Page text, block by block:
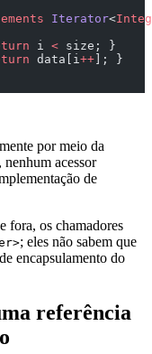
Iterator<
i < size; }
data[i++ ]; }
por meio da
acessor
de
fora, os chamadores
; eles não sabem que
encapsulamento do
referência